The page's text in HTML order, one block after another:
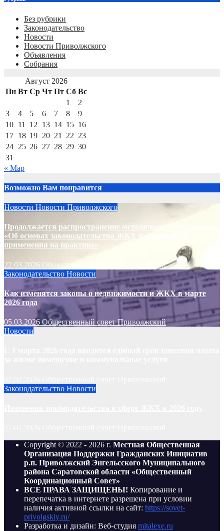
Без рубрики
Законодательство
Новости
Новости Приволжского
Объявления
Собрания
Август 2026
Пн Вт Ср Чт Пт Сб Вс
1
2
3
4 5 6 7 8
9
10 11 12 13 14 15 16
17 18 19 20 21 22 23
24 25 26 27 28 29 30
31
« Мар
Возможно Вам понравится
Новости Новости Приволжского
Продолжается распространение методических материалов
«Об основах законодательства ЖКХ и способах их
применения на практике»
22.03.2026 Общественный совет Приволжский
Законодательство Новости
Как изменятся законы о недвижимости и ЖКХ в марте
2026 года
05.03.2026 Общественный совет Приволжский
Новости
Законодательство Новости
Copyright © 2022 - 2026 г. Местная Общественная
Организация Поддержки Гражданских Инициатив
р.п. Приволжский Энгельсского Муниципального
района Саратовской области «Общественный
Координационный Совет»
ВСЕ ПРАВА ЗАЩИЩЕНЫ! Копирование и
перепечатка в интернете разрешена при условии
наличия активной ссылки на сайт: https://sovet-
privolgskiy.ru/
Разработка и дизайн: Веб-студия mitalexe.ru